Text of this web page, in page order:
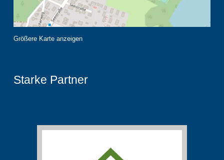
Größere Karte anzeigen
Starke Partner